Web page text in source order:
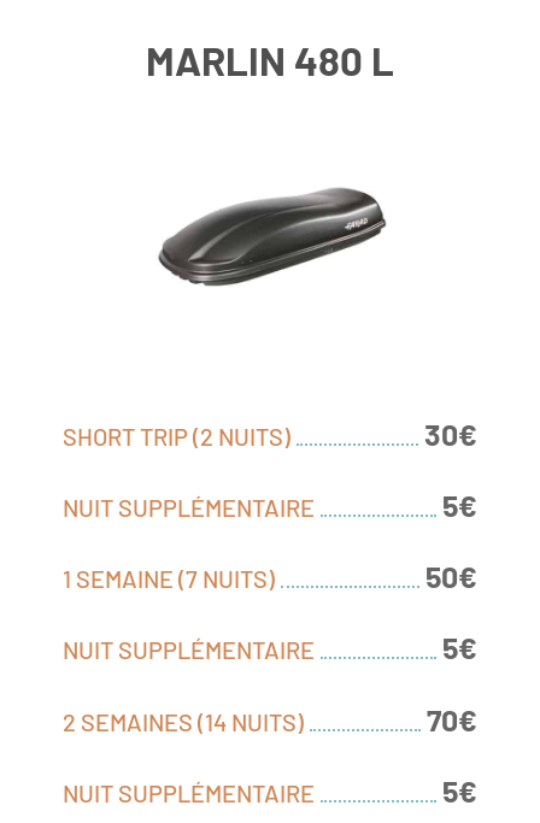
MARLIN 480 L
SHORT TRIP (2 NUITS) 30€
NUIT SUPPLÉMENTAIRE 5€
1 SEMAINE (7 NUITS) 50€
NUIT SUPPLÉMENTAIRE 5€
2 SEMAINES (14 NUITS) 70€
NUIT SUPPLÉMENTAIRE 5€